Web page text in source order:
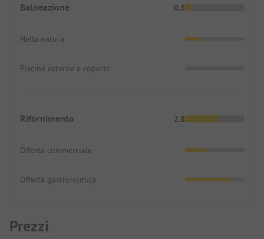
Balneazione 0.5
Nella natura
Piscine esterne e coperte
Rifornimento 2.8
Offerta commerciale
Offerta gastronomica
Prezzi